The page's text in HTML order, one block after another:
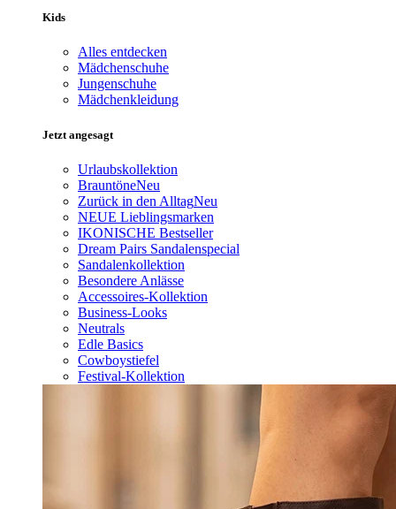
Kids
Alles entdecken
Mädchenschuhe
Jungenschuhe
Mädchenkleidung
Jetzt angesagt
Urlaubskollektion
BrauntöneNeu
Zurück in den AlltagNeu
NEUE Lieblingsmarken
IKONISCHE Bestseller
Dream Pairs Sandalenspecial
Sandalenkollektion
Besondere Anlässe
Accessoires-Kollektion
Business-Looks
Neutrals
Edle Basics
Cowboystiefel
Festival-Kollektion